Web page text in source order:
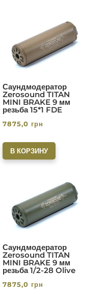
Саундмодератор
Zerosound TITAN
MINI BRAKE 9 мм
резьба 15*1 FDE
7875,0 грн
В КОРЗИНУ
Саундмодератор
Zerosound TITAN
MINI BRAKE 9 мм
резьба 1/2-28 Olive
7875,0 грн